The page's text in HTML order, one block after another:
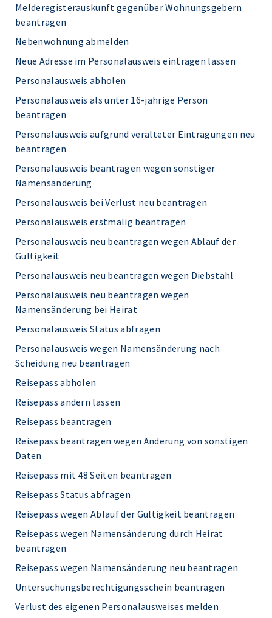
Melderegisterauskunft gegenüber Wohnungsgebern
beantragen
Nebenwohnung abmelden
Neue Adresse im Personalausweis eintragen lassen
Personalausweis abholen
Personalausweis als unter 16-jährige Person
beantragen
Personalausweis aufgrund veralteter Eintragungen neu
beantragen
Personalausweis beantragen wegen sonstiger
Namensänderung
Personalausweis bei Verlust neu beantragen
Personalausweis erstmalig beantragen
Personalausweis neu beantragen wegen Ablauf der
Gültigkeit
Personalausweis neu beantragen wegen Diebstahl
Personalausweis neu beantragen wegen
Namensänderung bei Heirat
Personalausweis Status abfragen
Personalausweis wegen Namensänderung nach
Scheidung neu beantragen
Reisepass abholen
Reisepass ändern lassen
Reisepass beantragen
Reisepass beantragen wegen Änderung von sonstigen
Daten
Reisepass mit 48 Seiten beantragen
Reisepass Status abfragen
Reisepass wegen Ablauf der Gültigkeit beantragen
Reisepass wegen Namensänderung durch Heirat
beantragen
Reisepass wegen Namensänderung neu beantragen
Untersuchungsberechtigungsschein beantragen
Verlust des eigenen Personalausweises melden